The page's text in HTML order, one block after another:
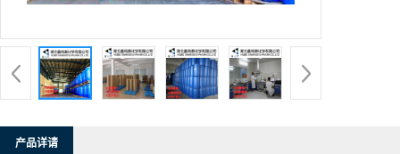
产品详请